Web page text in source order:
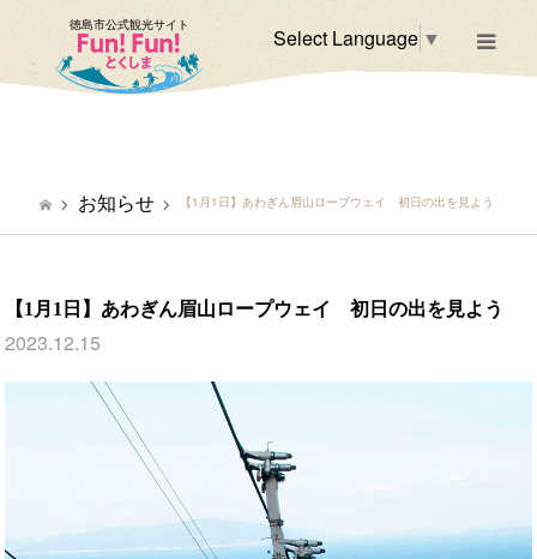
徳島市公式観光サイト Select Language ▼
お知らせ 【1月1日】あわぎん眉山ロープウェイ 初日の出を見よう
【1月1日】あわぎん眉山ロープウェイ 初日の出を見よう
2023.12.15